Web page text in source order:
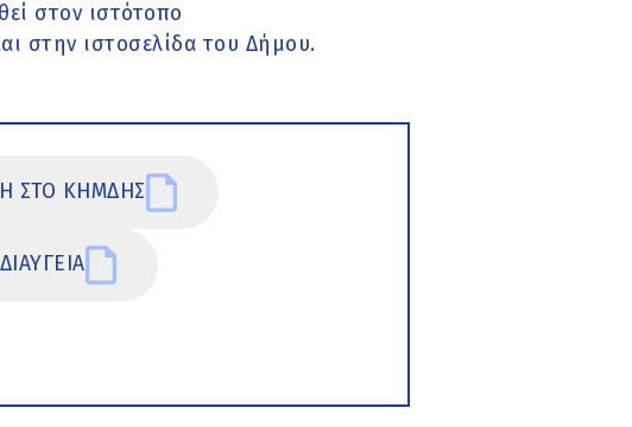
στον ιστότοπο
στην ιστοσελίδα του Δήμου.
ΣΤΟ ΚΗΜΔΗΣ